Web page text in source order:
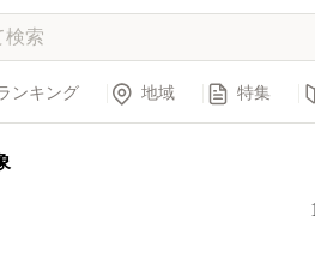
ンキング 地域 特集